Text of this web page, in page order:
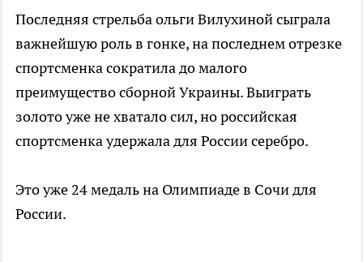
Последняя стрельба ольги Вилухиной сыграла
важнейшую роль в гонке, на последнем отрезке
спортсменка сократила до малого
преимущество сборной Украины. Выиграть
золото уже не хватало сил, но российская
спортсменка удержала для России серебро.
Это уже 24 медаль на Олимпиаде в Сочи для
России.